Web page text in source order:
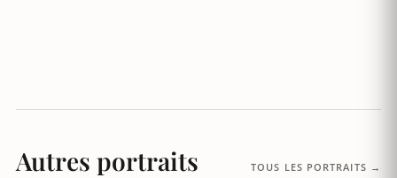
Autres portraits TOUS LES PORTRAITS →